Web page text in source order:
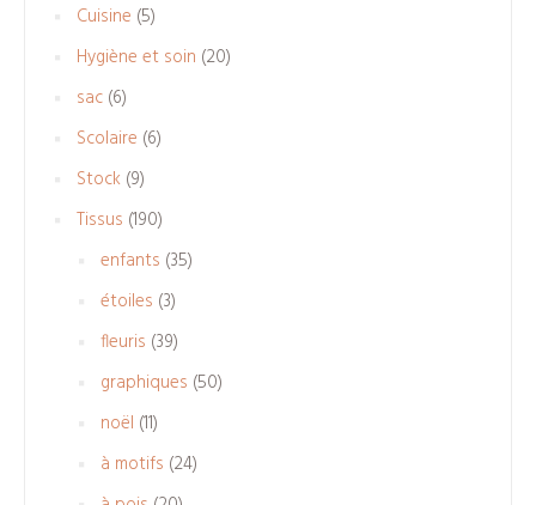
Cuisine 55
produits
Hygiène et soin 2020
sac 66
produits
Scolaire 66
Stock 99
produits
Tissus 190190
produits
enfants 3535
étoiles 33
produits
fleuris 3939
produits
graphiques 5050
noël 1111
produits
à motifs 2424